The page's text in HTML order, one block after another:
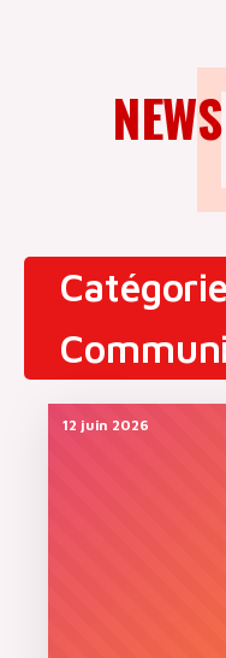
PRINCIPALES
INFOS
CARRIÈRE
CATÉGORIEL
S
12 juin 2026